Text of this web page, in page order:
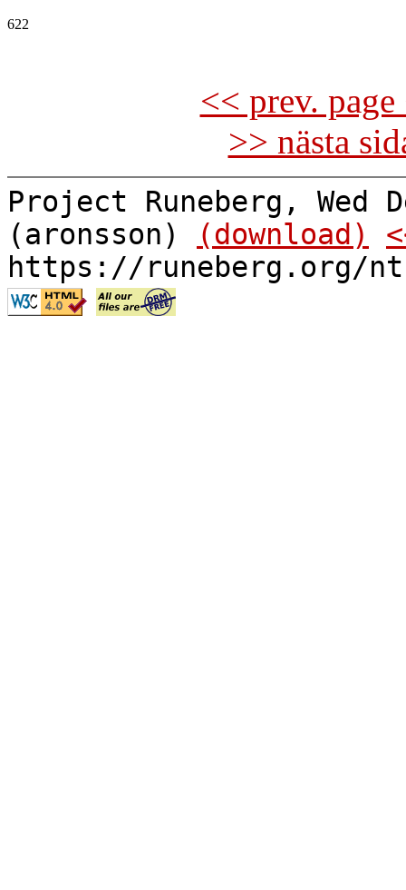
622
<< prev.
>> nästa
Project Runeberg, Wed
(aronsson)
(download)
https://runeberg.org/